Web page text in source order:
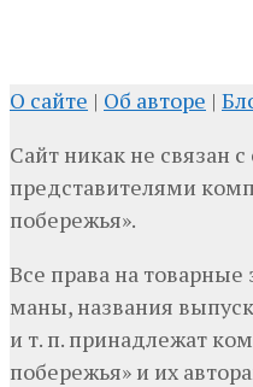
О сайте | Об авторе |
Сайт никак не связан
представителями
побережья».
Все права на
маны, названия
и т. п. принадлежат
побережья» и их